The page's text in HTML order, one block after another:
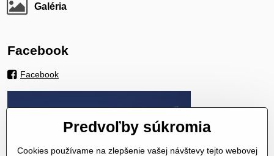
Galéria
Facebook
Facebook
Predvoľby súkromia
Cookies používame na zlepšenie vašej návštevy tejto webovej